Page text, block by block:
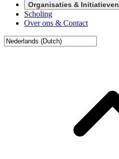
Organisaties & Initiatieven
Scholing
Over ons & Contact